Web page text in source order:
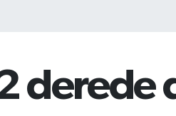
derede